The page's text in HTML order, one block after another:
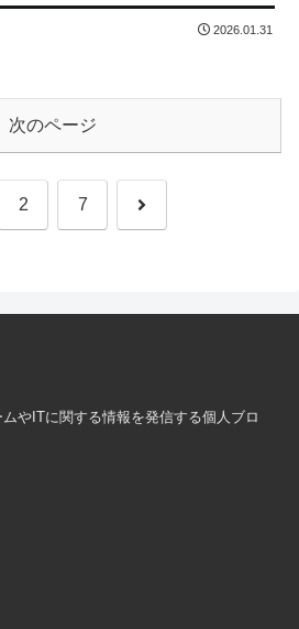
2026.01.31
次のページ
2 7 次
やITに関する情報を発信する個人ブロ